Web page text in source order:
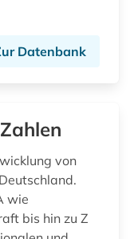
Datenbank
von
wie
bis hin zu Z